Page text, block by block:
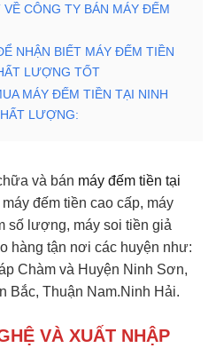
CÔNG TY BÁN MÁY ĐẾM
NHẬN BIẾT MÁY ĐẾM TIỀN
LƯỢNG TỐT
MÁY ĐẾM TIỀN TẠI NINH
LƯỢNG:
và bán máy đếm tiền tại
đếm tiền cao cấp, máy
số lượng, máy soi tiền giả
hàng tận nơi các huyện như:
Chàm và Huyện Ninh Sơn,
Bắc, Thuận Nam.Ninh Hải.
VÀ XUẤT NHẬP